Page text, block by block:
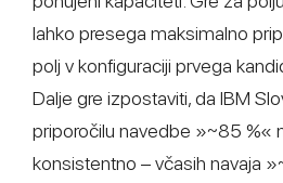
lahko presega maksimalno
polj v konfiguraciji prvega
Dalje gre izpostaviti, da IBM
priporočilu navedbe »~85 %«
konsistentno – včasih navaja